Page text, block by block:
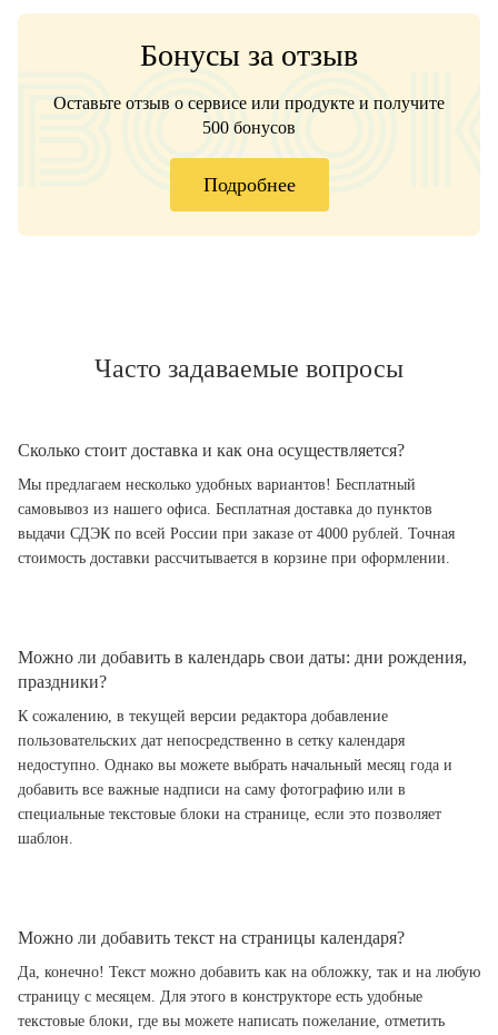
Бонусы за отзыв
Оставьте отзыв о сервисе или продукте и получите
500 бонусов
Подробнее
Часто задаваемые вопросы
Сколько стоит доставка и как она осуществляется?
Мы предлагаем несколько удобных вариантов! Бесплатный
самовывоз из нашего офиса. Бесплатная доставка до пунктов
выдачи СДЭК по всей России при заказе от 4000 рублей. Точная
стоимость доставки рассчитывается в корзине при оформлении.
Можно ли добавить в календарь свои даты: дни рождения,
праздники?
К сожалению, в текущей версии редактора добавление
пользовательских дат непосредственно в сетку календаря
недоступно. Однако вы можете выбрать начальный месяц года и
добавить все важные надписи на саму фотографию или в
специальные текстовые блоки на странице, если это позволяет
шаблон.
Можно ли добавить текст на страницы календаря?
Да, конечно! Текст можно добавить как на обложку, так и на любую
страницу с месяцем. Для этого в конструкторе есть удобные
текстовые блоки, где вы можете написать пожелание, отметить